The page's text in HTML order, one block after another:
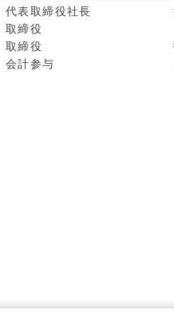
代表取締役社長
取締役
取締役
会計参与